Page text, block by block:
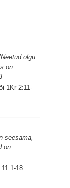
olgu
on
1Kr 2:11-
seesama,
on
18